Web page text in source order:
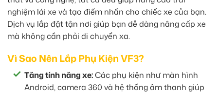
nghiệm lái xe và tạo điểm nhấn cho chiếc xe của bạn.
Dịch vụ lắp đặt tận nơi giúp bạn dễ dàng nâng cấp xe
mà không cần phải di chuyển xa.
Vì Sao Nên Lắp Phụ Kiện VF3?
Tăng tính năng xe:Các phụ kiện như màn hình
Android, camera 360 và hệ thống âm thanh giúp